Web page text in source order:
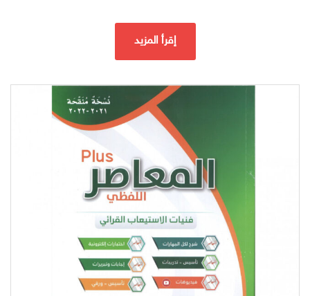
إقرأ المزيد